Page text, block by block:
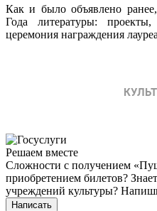
Как и было объявлено
Года литературы:
церемония награждения
Решаем вместе
Сложности с получением
приобретением билетов?
учреждений культуры?
Написать